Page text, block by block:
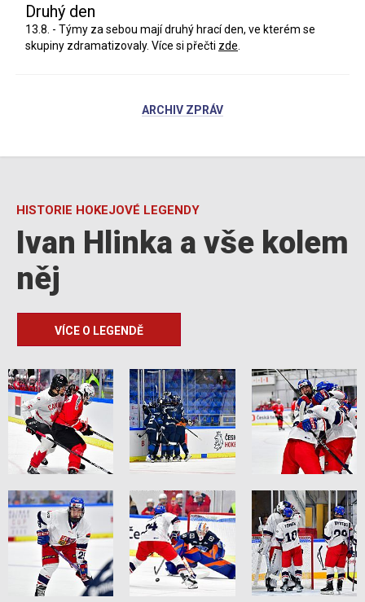
Druhý den
13.8. - Týmy za sebou mají druhý hrací den, ve kterém se
skupiny zdramatizovaly. Více si přečti zde
ARCHIV ZPRÁV
HISTORIE HOKEJOVÉ LEGENDY
Ivan Hlinka a vše kolem
něj
VÍCE O LEGENDĚ